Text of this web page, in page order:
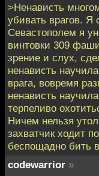
>Ненависть
убивать врагов.
Севастополем я
винтовки 309
зрение и слух,
ненависть
врага, вовремя
ненависть
терпеливо
Ничем нельзя
захватчик ходит
беспощадно бить
codewarrior »